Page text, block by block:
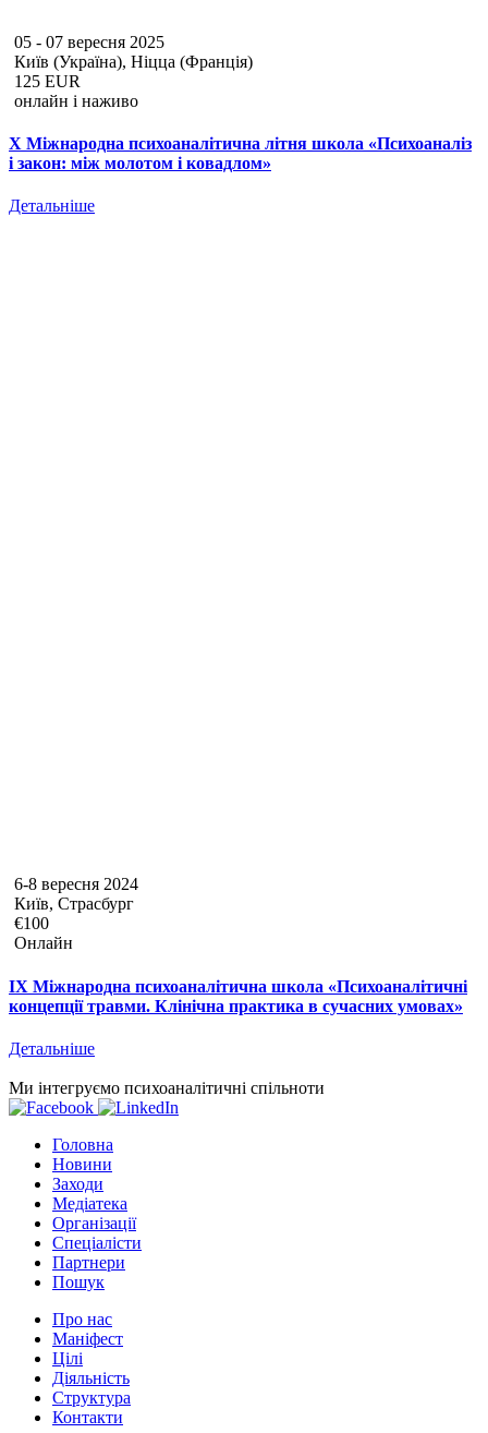
05 - 07 вересня 2025
Київ (Україна), Ніцца (Франція)
125 EUR
онлайн і наживо
Х Міжнародна психоаналітична літня школа «Психоаналіз
і закон: між молотом і ковадлом»
Детальніше
6-8 вересня 2024
Київ, Страсбург
€100
Онлайн
IX Міжнародна психоаналітична школа «Психоаналітичні
концепції травми. Клінічна практика в сучасних умовах»
Детальніше
Ми інтегруємо психоаналітичні спільноти
Головна
Новини
Заходи
Медіатека
Організації
Спеціалісти
Партнери
Пошук
Про нас
Маніфест
Цілі
Діяльність
Структура
Контакти